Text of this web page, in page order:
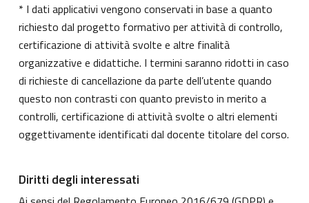
* I dati applicativi vengono conservati in base a quanto
richiesto dal progetto formativo per attività di controllo,
certificazione di attività svolte e altre finalità
organizzative e didattiche. I termini saranno ridotti in caso
di richieste di cancellazione da parte dell’utente quando
questo non contrasti con quanto previsto in merito a
controlli, certificazione di attività svolte o altri elementi
oggettivamente identificati dal docente titolare del corso.
Diritti degli interessati